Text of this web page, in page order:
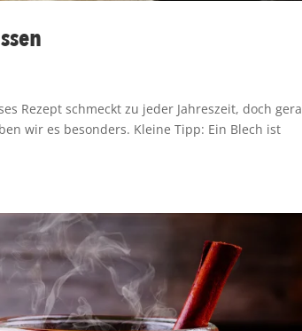
Rezept schmeckt zu jeder Jahreszeit, doch
wir es besonders. Kleine Tipp: Ein Blech ist